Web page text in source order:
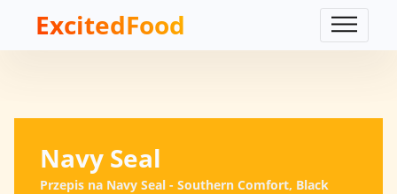
ExcitedFood
Navy Seal
Przepis na Navy Seal - Southern Comfort, Black